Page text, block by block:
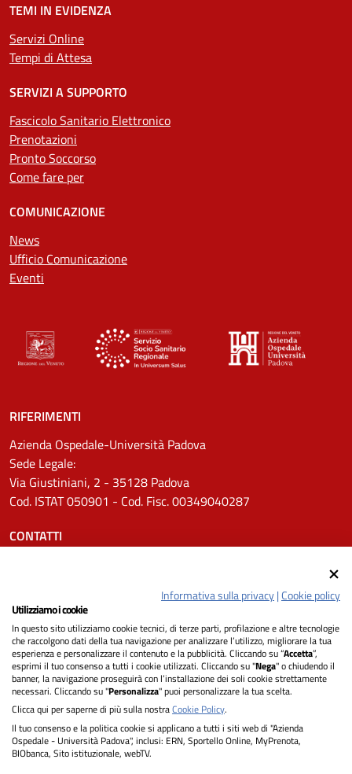
TEMI IN EVIDENZA
Servizi Online
Tempi di Attesa
SERVIZI A SUPPORTO
Fascicolo Sanitario Elettronico
Prenotazioni
Pronto Soccorso
Come fare per
COMUNICAZIONE
News
Ufficio Comunicazione
Eventi
RIFERIMENTI
Azienda Ospedale-Università Padova
Sede Legale:
Via Giustiniani, 2 - 35128 Padova
Cod. ISTAT 050901 - Cod. Fisc. 00349040287
CONTATTI
Pec: protocollo.aopd@pecveneto.it
SEGUICI SU
Privacy
Dichiarazione di Accessibilità
Informativa sulla privacy|Cookie policy
Utilizziamo i cookie
In questo sito utilizziamo cookie tecnici, di terze parti, profilazione e altre tecnologie
che raccolgono dati della tua navigazione per analizzare l’utilizzo, migliorare la tua
esperienza e personalizzare il contenuto e la pubblicità. Cliccando su “Accetta”,
esprimi il tuo consenso a tutti i cookie utilizzati. Cliccando su "Nega" o chiudendo il
banner, la navigazione proseguirà con l’installazione dei soli cookie strettamente
necessari. Cliccando su "Personalizza" puoi personalizzare la tua scelta.
Clicca qui per saperne di più sulla nostraCookie Policy.
Il tuo consenso e la politica cookie si applicano a tutti i siti web di "Azienda
Ospedale - Università Padova", inclusi: ERN, Sportello Online, MyPrenota,
BIObanca, Sito istituzionale, webTV.